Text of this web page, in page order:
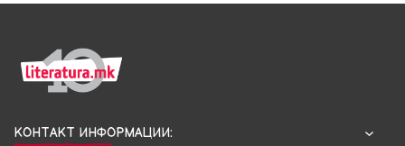
КОНТАКТ ИНФОРМАЦИИ: